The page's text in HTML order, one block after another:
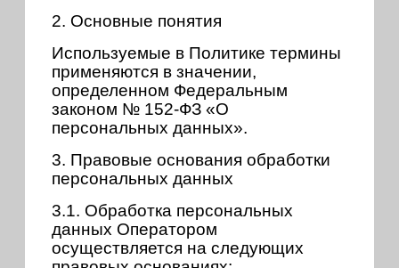
2. Основные понятия
Используемые в Политике термины
применяются в значении,
определенном Федеральным
законом № 152-ФЗ «О
персональных данных».
3. Правовые основания обработки
персональных данных
3.1. Обработка персональных
данных Оператором
осуществляется на следующих